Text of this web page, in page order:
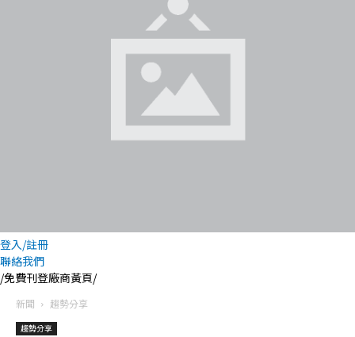
登入/註冊
聯絡我們
/免費刊登廠商黃頁/
新聞 趨勢分享
趨勢分享